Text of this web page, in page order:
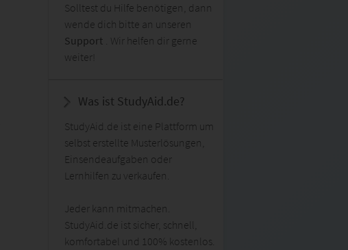
Solltest du Hilfe benötigen, dann
wende dich bitte an unseren
Support . Wir helfen dir gerne
weiter!
Was ist StudyAid.de?
StudyAid.de ist eine Plattform um
selbst erstellte Musterlösungen,
Einsendeaufgaben oder
Lernhilfen zu verkaufen.
Jeder kann mitmachen.
StudyAid.de ist sicher, schnell,
komfortabel und 100% kostenlos.